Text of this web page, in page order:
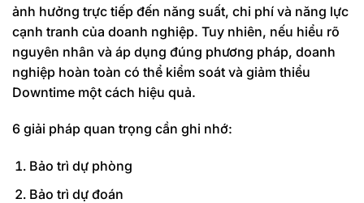
ảnh hưởng trực tiếp đến năng suất, chi phí và năng lực
cạnh tranh của doanh nghiệp. Tuy nhiên, nếu hiểu rõ
nguyên nhân và áp dụng đúng phương pháp, doanh
nghiệp hoàn toàn có thể kiểm soát và giảm thiểu
Downtime một cách hiệu quả.
6 giải pháp quan trọng cần ghi nhớ:
Bảo trì dự phòng
Bảo trì dự đoán